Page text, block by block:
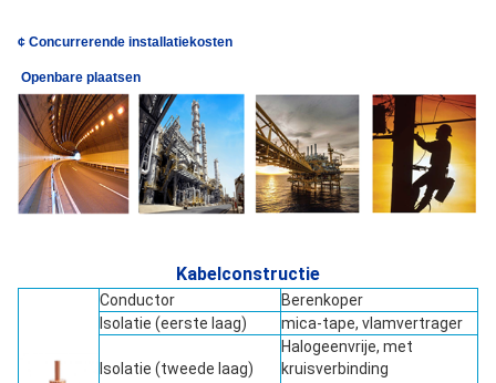
¢ Concurrerende installatiekosten
️ Openbare plaatsen
Kabelconstructie
Conductor
Berenkoper
Isolatie (eerste laag)
mica-tape, vlamvertrager
Isolatie (tweede laag)
Halogeenvrije, met
kruisverbinding